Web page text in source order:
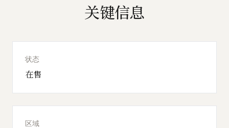
关键信息
状态
在售
区域